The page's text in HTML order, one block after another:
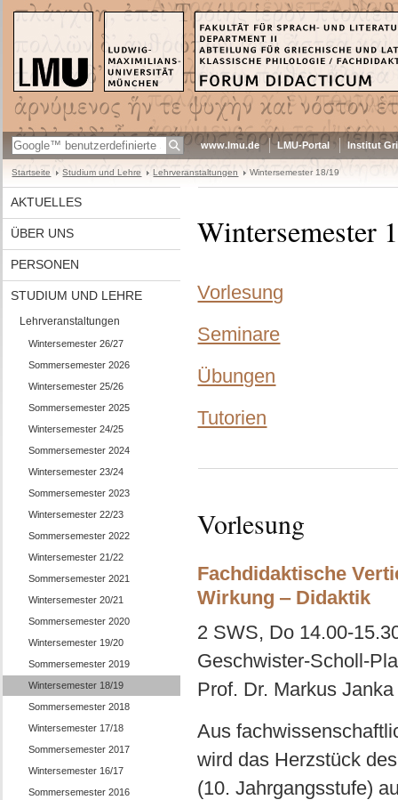
www.lmu.de LMU-Portal Institut
Startseite Studium und Lehre Lehrveranstaltungen Wintersemester 18/19
AKTUELLES
ÜBER UNS
PERSONEN
STUDIUM UND LEHRE
Lehrveranstaltungen
Wintersemester 26/27
Sommersemester 2026
Wintersemester 25/26
Sommersemester 2025
Wintersemester 24/25
Sommersemester 2024
Wintersemester 23/24
Sommersemester 2023
Wintersemester 22/23
Sommersemester 2022
Wintersemester 21/22
Sommersemester 2021
Wintersemester 20/21
Sommersemester 2020
Wintersemester 19/20
Sommersemester 2019
Wintersemester 18/19
Sommersemester 2018
Wintersemester 17/18
Sommersemester 2017
Wintersemester 16/17
Sommersemester 2016
Wintersemester
Vorlesung
Seminare
Übungen
Tutorien
Vorlesung
Fachdidaktische
Wirkung ‒ Didaktik
2 SWS, Do 14.00-
Geschwister-Scholl-
Prof. Dr. Markus Janka
Aus
wird das Herzstück
(10. Jahrgangsstufe)